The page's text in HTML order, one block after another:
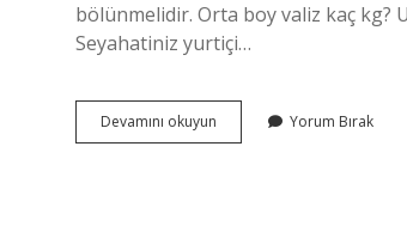
bölünmelidir. Orta boy valiz kaç kg?
Seyahatiniz yurtiçi…
Devamını okuyun
Valiz
Yorum Bırak